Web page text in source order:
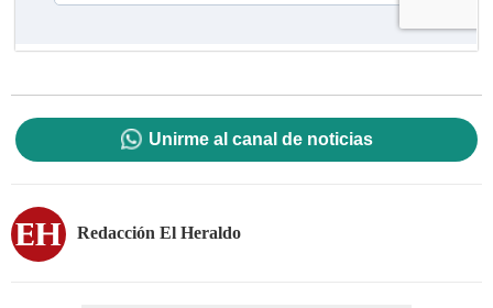
Unirme al canal de noticias
Redacción El Heraldo